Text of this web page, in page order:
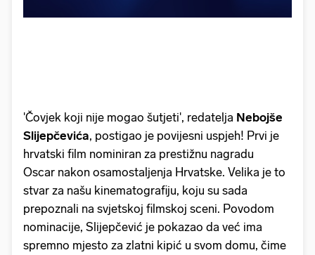
'Čovjek koji nije mogao šutjeti', redatelja Nebojše
Slijepčevića, postigao je povijesni uspjeh! Prvi je
hrvatski film nominiran za prestižnu nagradu
Oscar nakon osamostaljenja Hrvatske. Velika je to
stvar za našu kinematografiju, koju su sada
prepoznali na svjetskoj filmskoj sceni. Povodom
nominacije, Slijepčević je pokazao da već ima
spremno mjesto za zlatni kipić u svom domu, čime